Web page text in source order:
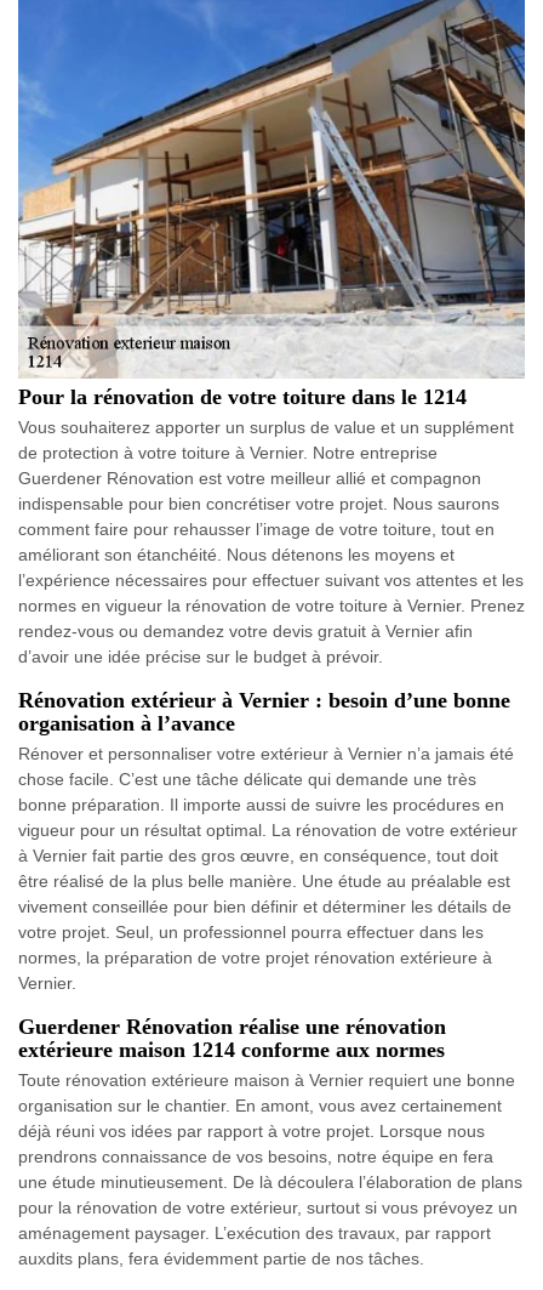
Pour la rénovation de votre toiture dans le 1214
Vous souhaiterez apporter un surplus de value et un supplément
de protection à votre toiture à Vernier. Notre entreprise
Guerdener Rénovation est votre meilleur allié et compagnon
indispensable pour bien concrétiser votre projet. Nous saurons
comment faire pour rehausser l’image de votre toiture, tout en
améliorant son étanchéité. Nous détenons les moyens et
l’expérience nécessaires pour effectuer suivant vos attentes et les
normes en vigueur la rénovation de votre toiture à Vernier. Prenez
rendez-vous ou demandez votre devis gratuit à Vernier afin
d’avoir une idée précise sur le budget à prévoir.
Rénovation extérieur à Vernier : besoin d’une bonne
organisation à l’avance
Rénover et personnaliser votre extérieur à Vernier n’a jamais été
chose facile. C’est une tâche délicate qui demande une très
bonne préparation. Il importe aussi de suivre les procédures en
vigueur pour un résultat optimal. La rénovation de votre extérieur
à Vernier fait partie des gros œuvre, en conséquence, tout doit
être réalisé de la plus belle manière. Une étude au préalable est
vivement conseillée pour bien définir et déterminer les détails de
votre projet. Seul, un professionnel pourra effectuer dans les
normes, la préparation de votre projet rénovation extérieure à
Vernier.
Guerdener Rénovation réalise une rénovation
extérieure maison 1214 conforme aux normes
Toute rénovation extérieure maison à Vernier requiert une bonne
organisation sur le chantier. En amont, vous avez certainement
déjà réuni vos idées par rapport à votre projet. Lorsque nous
prendrons connaissance de vos besoins, notre équipe en fera
une étude minutieusement. De là découlera l’élaboration de plans
pour la rénovation de votre extérieur, surtout si vous prévoyez un
aménagement paysager. L’exécution des travaux, par rapport
auxdits plans, fera évidemment partie de nos tâches.